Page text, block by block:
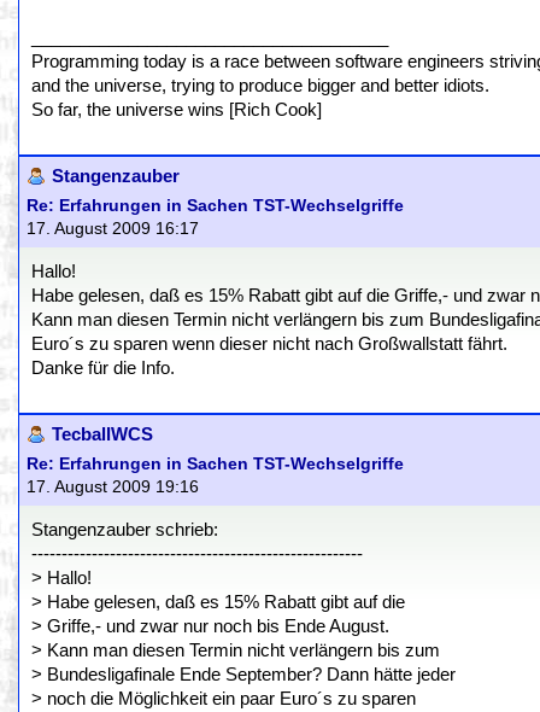
Programming today is a race between software engineers
and the universe, trying to produce bigger and better idiots.
So far, the universe wins [Rich Cook]
Stangenzauber
Re: Erfahrungen in Sachen TST-Wechselgriffe
17. August 2009 16:17
Hallo!
Habe gelesen, daß es 15% Rabatt gibt auf die Griffe,- und zwar
Kann man diesen Termin nicht verlängern bis zum
Euro´s zu sparen wenn dieser nicht nach Großwallstatt fährt.
Danke für die Info.
TecballWCS
Re: Erfahrungen in Sachen TST-Wechselgriffe
17. August 2009 19:16
Stangenzauber schrieb:
-------------------------------------------------------
> Hallo!
> Habe gelesen, daß es 15% Rabatt gibt auf die
> Griffe,- und zwar nur noch bis Ende August.
> Kann man diesen Termin nicht verlängern bis zum
> Bundesligafinale Ende September? Dann hätte jeder
> noch die Möglichkeit ein paar Euro´s zu sparen